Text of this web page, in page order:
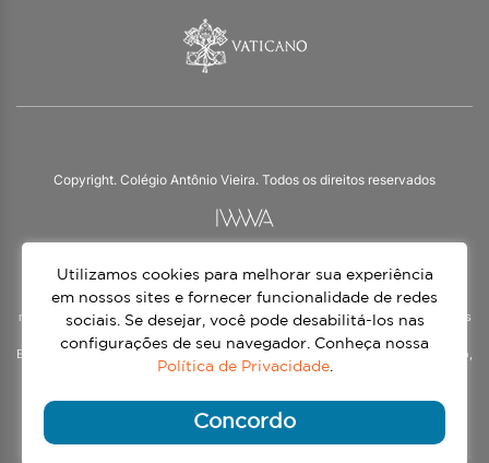
Copyright. Colégio Antônio Vieira. Todos os direitos reservados
O Colégio Antônio Vieira integra a Rede Jesuíta de Educação, tendo as suas
práticas impulsionadas pelos valores da espiritualidade inaciana – marca da
nossa identidade e das aproximadamente 1500 unidades de ensino, espalhadas
em mais de 60 países. Atendemos a alunos da Educação Infantil à 3ª série do
Ensino Médio, nos turnos matutino e vespertino, além do Ensino Médio Noturno,
voltado para Jovens.
Continue lendo
Utilizamos cookies para melhorar sua experiência
em nossos sites e fornecer funcionalidade de redes
sociais. Se desejar, você pode desabilitá-los nas
configurações de seu navegador. Conheça nossa
Política de Privacidade.
Concordo